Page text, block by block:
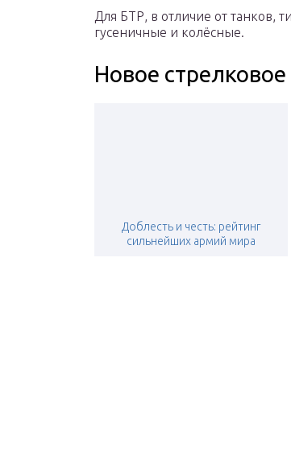
Для БТР, в отличие от танков,
гусеничные и колёсные.
Новое
Доблесть и честь: рейтинг
сильнейших армий мира